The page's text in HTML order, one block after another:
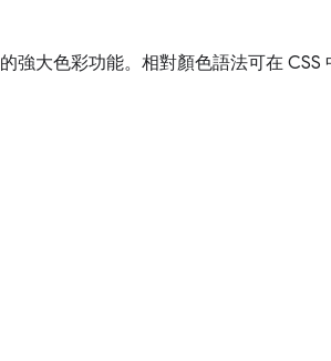
的強大色彩功能。相對顏色語法可在